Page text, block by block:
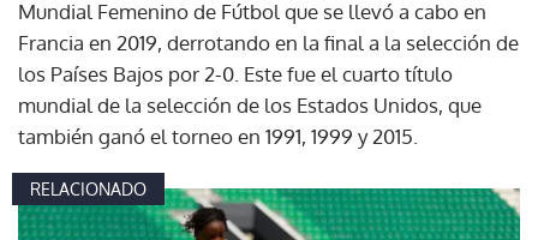
Mundial Femenino de Fútbol que se llevó a cabo en
Francia en 2019, derrotando en la final a la selección de
los Países Bajos por 2-0. Este fue el cuarto título
mundial de la selección de los Estados Unidos, que
también ganó el torneo en 1991, 1999 y 2015.
RELACIONADO